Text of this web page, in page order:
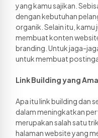
yang kamu sajikan.
dengan kebutuhan
organik. Selain itu, kamu
membuat konten
branding. Untuk jaga-
untuk membuat
Link Building yang
Apa itu link building dan
dalam meningkatkan
merupakan salah satu
halaman website yang